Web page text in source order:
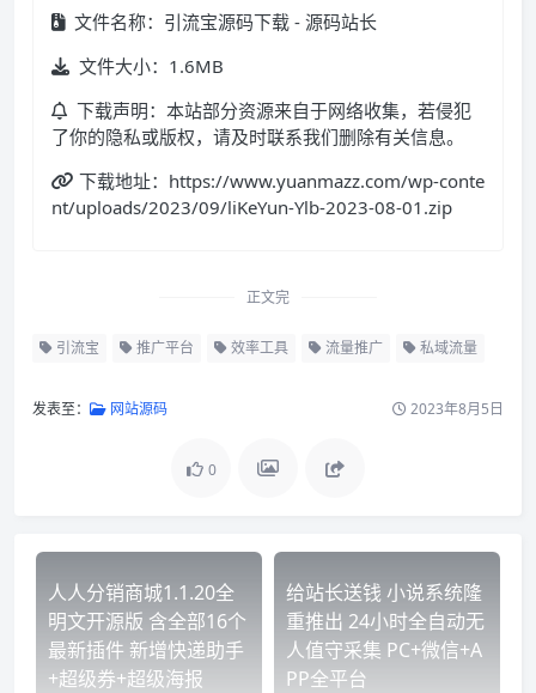
文件名称：引流宝源码下载 - 源码站长
文件大小：1.6MB
下载声明：本站部分资源来自于网络收集，若侵犯
了你的隐私或版权，请及时联系我们删除有关信息。
下载地址：https://www.yuanmazz.com/wp-conte
nt/uploads/2023/09/liKeYun-Ylb-2023-08-01.zip
正文完
引流宝 推广平台 效率工具 流量推广 私域流量
发表至： 网站源码 2023年8月5日
0
人人分销商城1.1.20全
明文开源版 含全部16个
最新插件 新增快递助手
+超级券+超级海报
给站长送钱 小说系统隆
重推出 24小时全自动无
人值守采集 PC+微信+A
PP全平台